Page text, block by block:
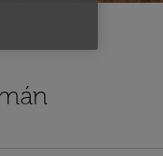
para encontrar